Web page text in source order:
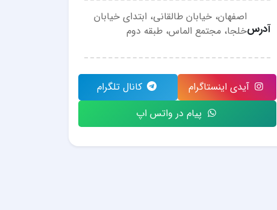
آدرس
اصفهان، خیابان طالقانی، ابتدای خیابان
خلجا، مجتمع الماس، طبقه دوم
آیدی اینستاگرام
کانال تلگرام
پیام در واتس اپ